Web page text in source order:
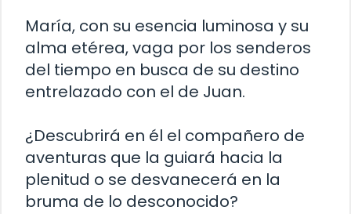
María, con su esencia luminosa y su
alma etérea, vaga por los senderos
del tiempo en busca de su destino
entrelazado con el de Juan.
¿Descubrirá en él el compañero de
aventuras que la guiará hacia la
plenitud o se desvanecerá en la
bruma de lo desconocido?